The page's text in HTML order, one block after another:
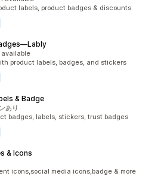
labels, product badges & discounts
available
product labels, badges, and stickers
& Badge
あり
badges, labels, stickers, trust badges
& Icons
icons,social media icons,badge & more